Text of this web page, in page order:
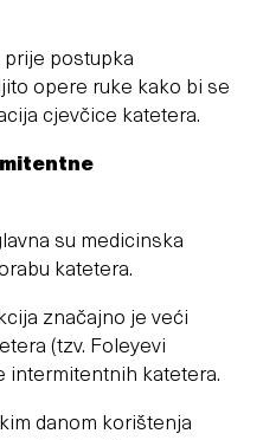
prije postupka
opere ruke kako bi se
cjevčice katetera.
su medicinska
katetera.
značajno je veći
(tzv. Foleyevi
intermitentnih katetera.
danom korištenja